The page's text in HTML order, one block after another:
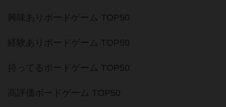
興味ありボードゲーム TOP50
経験ありボードゲーム TOP50
持ってるボードゲーム TOP50
高評価ボードゲーム TOP50